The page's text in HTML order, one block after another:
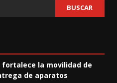
BUSCAR
fortalece la movilidad de
de aparatos